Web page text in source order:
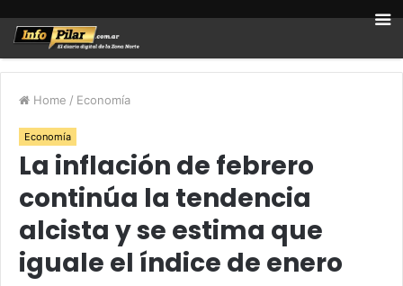
Home / Economía
Economía
La inflación de febrero
continúa la tendencia
alcista y se estima que
iguale el índice de enero